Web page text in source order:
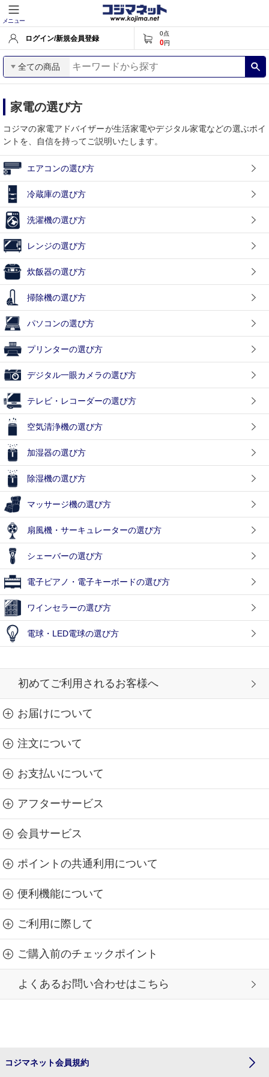
メニュー
ログイン/新規会員登録
0点
0円
全ての商品
家電の選び方
コジマの家電アドバイザーが生活家電やデジタル家電などの選ぶポイ
ントを、自信を持ってご説明いたします。
エアコンの選び方
冷蔵庫の選び方
洗濯機の選び方
レンジの選び方
炊飯器の選び方
掃除機の選び方
パソコンの選び方
プリンターの選び方
デジタル一眼カメラの選び方
テレビ・レコーダーの選び方
空気清浄機の選び方
加湿器の選び方
除湿機の選び方
マッサージ機の選び方
扇風機・サーキュレーターの選び方
シェーバーの選び方
電子ピアノ・電子キーボードの選び方
ワインセラーの選び方
電球・LED電球の選び方
初めてご利用されるお客様へ
お届けについて
注文について
お支払いについて
アフターサービス
会員サービス
ポイントの共通利用について
便利機能について
ご利用に際して
ご購入前のチェックポイント
よくあるお問い合わせはこちら
コジマネット会員規約